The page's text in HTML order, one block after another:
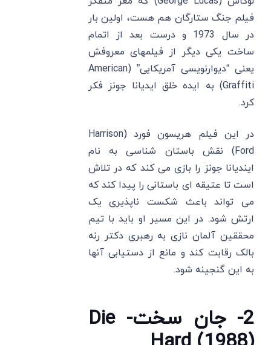
فیلم جنگ ستارگان هم هست، اولین بار
در سال 1973 و درست بعد از اتمام
ساخت یکی دیگر از فیلمهای معروفش
یعنی “دیوارنویسی آمریکایی” (American
Graffiti) به ایده خلق ایدیانا جونز فکر
کرد.
در این فیلم هریسون فورد (Harrison
Ford) نقش باستان شناسی به نام
ایندیانا جونز را بازی می کند که در تلاش
است تا عتیقه ای باستانی را پیدا کند که
می تواند باعث شکست ناپذیری یک
ارتش شود. در این مسیر او باید با تیم
محققین آلمان نازی به رهبری دکتر رنه
بالک رقابت کند و مانع از دستیابی آنها
به این گنجینه شود.
2- جان سخت- Die